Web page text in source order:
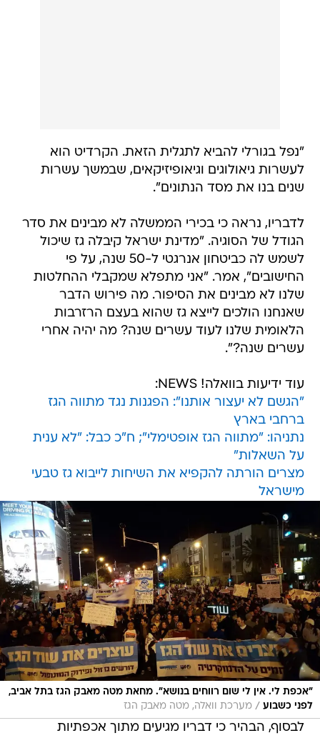
"נפל בגורלי להביא לתגלית הזאת. הקרדיט הוא
לעשרות גיאולוגים וגיאופיזיקאים, שבמשך עשרות
שנים בנו את מסד הנתונים".
לדבריו, נראה כי בכירי הממשלה לא מבינים את סדר
הגודל של הסוגיה. "מדינת ישראל קיבלה גז שיכול
לשמש לה כביטחון אנרגטי ל-50 שנה, על פי
החישובים", אמר. "אני מתפלא שמקבלי ההחלטות
שלנו לא מבינים את הסיפור. מה פירוש הדבר
שאנחנו הולכים לייצא גז שהוא בעצם הרזרבות
הלאומית שלנו לעוד עשרים שנה? מה יהיה אחרי
עשרים שנה?".
עוד ידיעות בוואלה! NEWS:
"הגשם לא יעצור אותנו": הפגנות נגד מתווה הגז
ברחבי בארץ
נתניהו: "מתווה הגז אופטימלי"; ח"כ כבל: "לא ענית
על השאלות"
מצרים הורתה להקפיא את השיחות לייבוא גז טבעי
מישראל
"אכפת לי. אין לי שום רווחים בנושא". מחאת מטה מאבק הגז בתל אביב,
לפני כשבוע / מערכת וואלה, מטה מאבק הגז
לבסוף, הבהיר כי דבריו מגיעים מתוך אכפתיות